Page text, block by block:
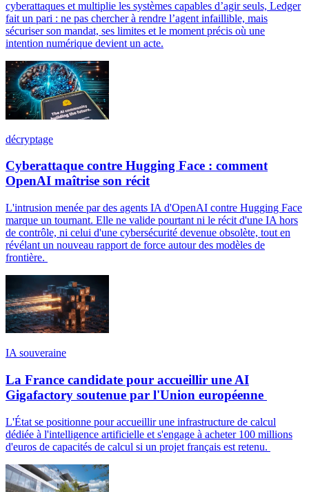
cyberattaques et multiplie les systèmes capables d’agir seuls, Ledger
fait un pari : ne pas chercher à rendre l’agent infaillible, mais
sécuriser son mandat, ses limites et le moment précis où une
intention numérique devient un acte.
décryptage
Cyberattaque contre Hugging Face : comment
OpenAI maîtrise son récit
L'intrusion menée par des agents IA d'OpenAI contre Hugging Face
marque un tournant. Elle ne valide pourtant ni le récit d'une IA hors
de contrôle, ni celui d'une cybersécurité devenue obsolète, tout en
révélant un nouveau rapport de force autour des modèles de
frontière.
IA souveraine
La France candidate pour accueillir une AI
Gigafactory soutenue par l'Union européenne
L'État se positionne pour accueillir une infrastructure de calcul
dédiée à l'intelligence artificielle et s'engage à acheter 100 millions
d'euros de capacités de calcul si un projet français est retenu.